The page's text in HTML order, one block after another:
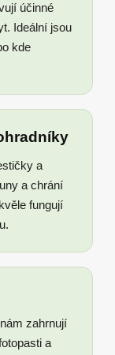
účinné
Ideální jsou
kde
a
a chrání
fungují
zahrnují
a